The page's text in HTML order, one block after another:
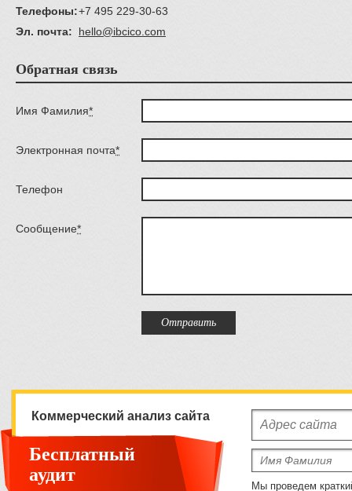
Телефоны:+7 495 229-30-63
Эл. почта:
hello@ibcico.com
Обратная связь
Имя Фамилия*
Электронная почта*
Телефон
Сообщение*
Коммерческий анализ сайта
Бесплатный
аудит
Мы проведем